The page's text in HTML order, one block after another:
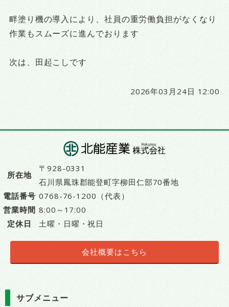
畔塗り機の導入により、社員の重労働負担がなくなり
作業もスムーズに進んでおります
次は、田起こしです
2026年03月24日 12:00
所在地
〒928-0331
石川県鳳珠郡能登町字柳田仁部70番地
電話番号 0768-76-1200（代表）
営業時間 8:00～17:00
定休日
土曜・日曜・祝日
会社概要はこちら
サブメニュー